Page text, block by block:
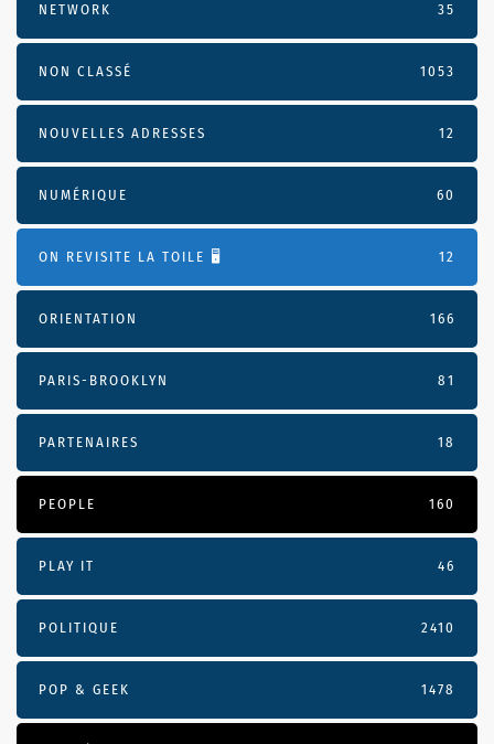
NETWORK 35
NON CLASSÉ 1053
NOUVELLES ADRESSES 12
NUMÉRIQUE 60
ON REVISITE LA TOILE 🖥️ 12
ORIENTATION 166
PARIS-BROOKLYN 81
PARTENAIRES 18
PEOPLE 160
PLAY IT 46
POLITIQUE 2410
POP & GEEK 1478